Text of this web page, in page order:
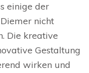
einige der
nicht
Die kreative
Gestaltung
wirken und